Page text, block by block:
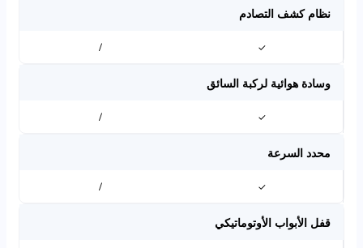
نظام كشف التصادم
✓
/
وسادة هوائية لركبة السائق
✓
/
محدد السرعة
✓
/
قفل الأبواب الأوتوماتيكي